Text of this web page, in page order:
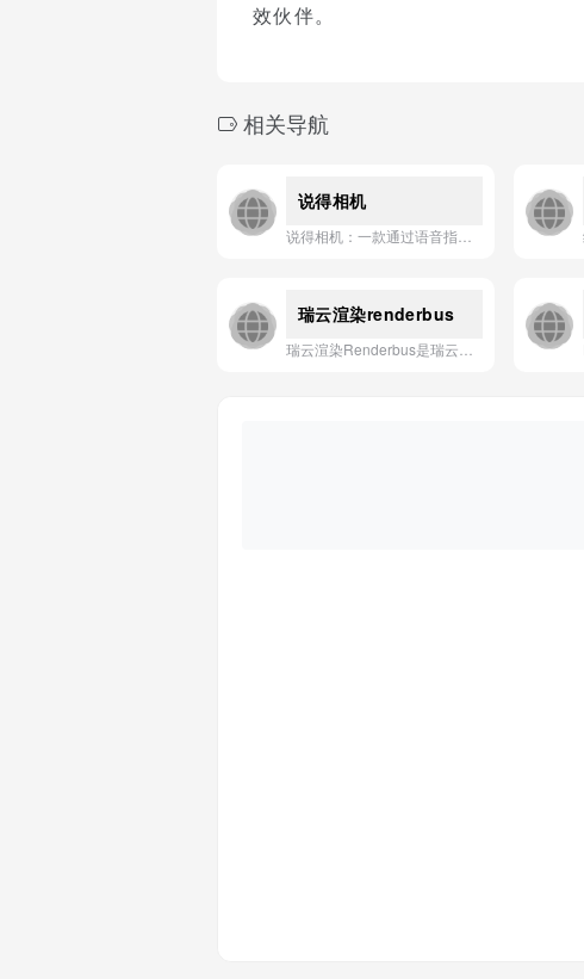
效伙伴。
相关导航
说得相机
瑞云渲染renderbus